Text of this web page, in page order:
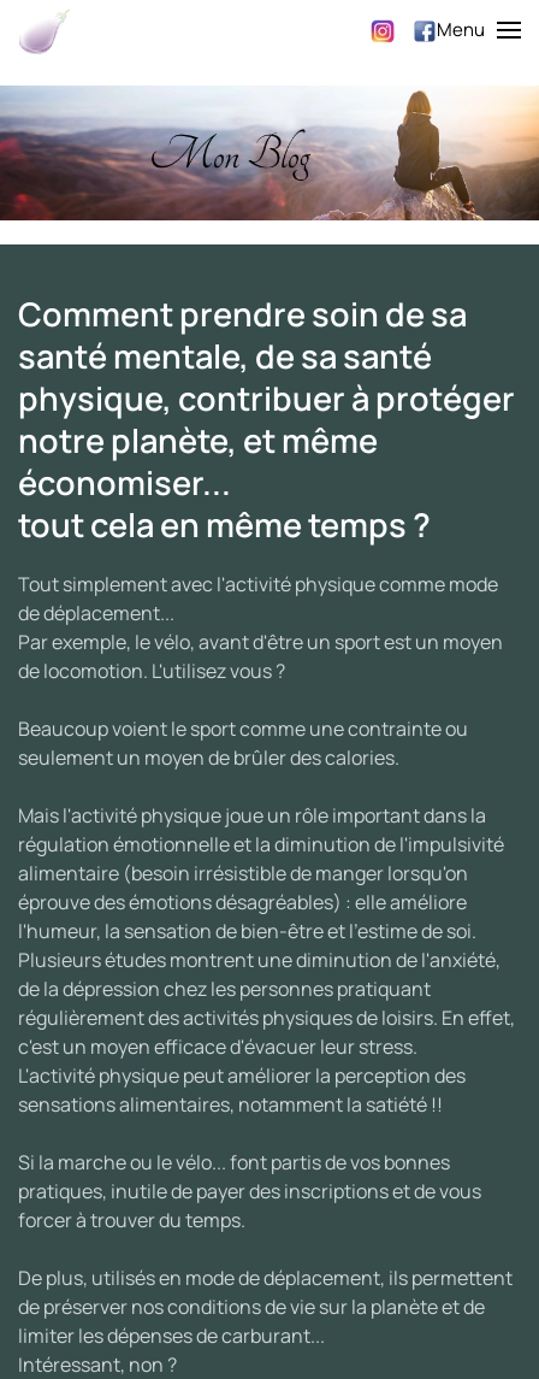
Menu
Comment prendre soin de sa
santé mentale, de sa santé
physique, contribuer à protéger
notre planète, et même
économiser...
tout cela en même temps ?
Tout simplement avec l'activité physique comme mode
de déplacement...
Par exemple, le vélo, avant d'être un sport est un moyen
de locomotion. L'utilisez vous ?
Beaucoup voient le sport comme une contrainte ou
seulement un moyen de brûler des calories.
Mais l'activité physique joue un rôle important dans la
régulation émotionnelle et la diminution de l'impulsivité
alimentaire (besoin irrésistible de manger lorsqu'on
éprouve des émotions désagréables) : elle améliore
l'humeur, la sensation de bien-être et l'estime de soi.
Plusieurs études montrent une diminution de l'anxiété,
de la dépression chez les personnes pratiquant
régulièrement des activités physiques de loisirs. En effet,
c'est un moyen efficace d'évacuer leur stress.
L'activité physique peut améliorer la perception des
sensations alimentaires, notamment la satiété !!
Si la marche ou le vélo... font partis de vos bonnes
pratiques, inutile de payer des inscriptions et de vous
forcer à trouver du temps.
De plus, utilisés en mode de déplacement, ils permettent
de préserver nos conditions de vie sur la planète et de
limiter les dépenses de carburant...
Intéressant, non ?